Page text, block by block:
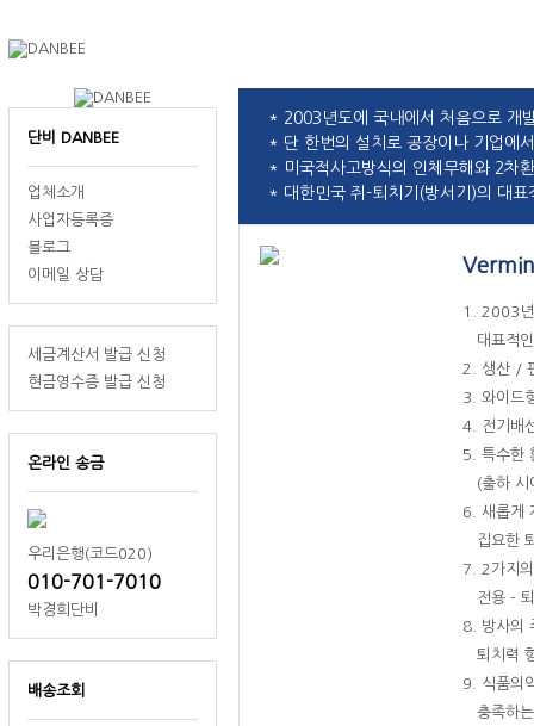
단비 DANBEE
업체소개
사업자등록증
블로그
이메일 상담
세금계산서 발급 신청
현금영수증 발급 신청
온라인 송금
우리은행(코드020)
010-701-7010
박경희단비
배송조회
* 2003년도에 국내에서 처음으로 개
* 단 한번의 설치로 공장이나 기업에
* 미국적사고방식의 인체무해와 2차
* 대한민국 쥐-퇴치기(방서기)의 대
1. 2003년
대표적인
2. 생산 /
3. 와이드
4. 전기배
5. 특수한
(출하 시
6. 새롭게
집요한
7. 2가지
전용 - 퇴
8. 방사의
퇴치력
9. 식품의
충족하는